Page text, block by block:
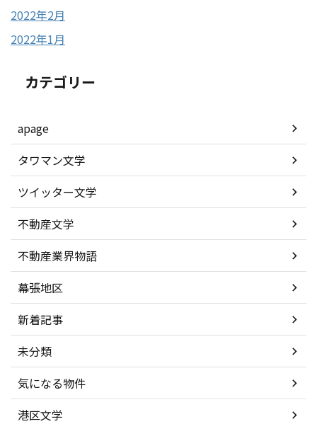
2022年2月
2022年1月
カテゴリー
apage
タワマン文学
ツイッター文学
不動産文学
不動産業界物語
幕張地区
新着記事
未分類
気になる物件
港区文学